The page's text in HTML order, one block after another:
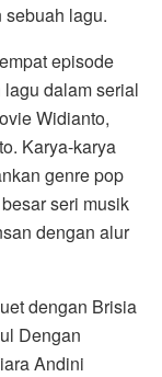
lagu.
episode
dalam serial
Widianto,
Karya-karya
genre pop
seri musik
dengan alur
dengan Brisia
Dengan
Andini